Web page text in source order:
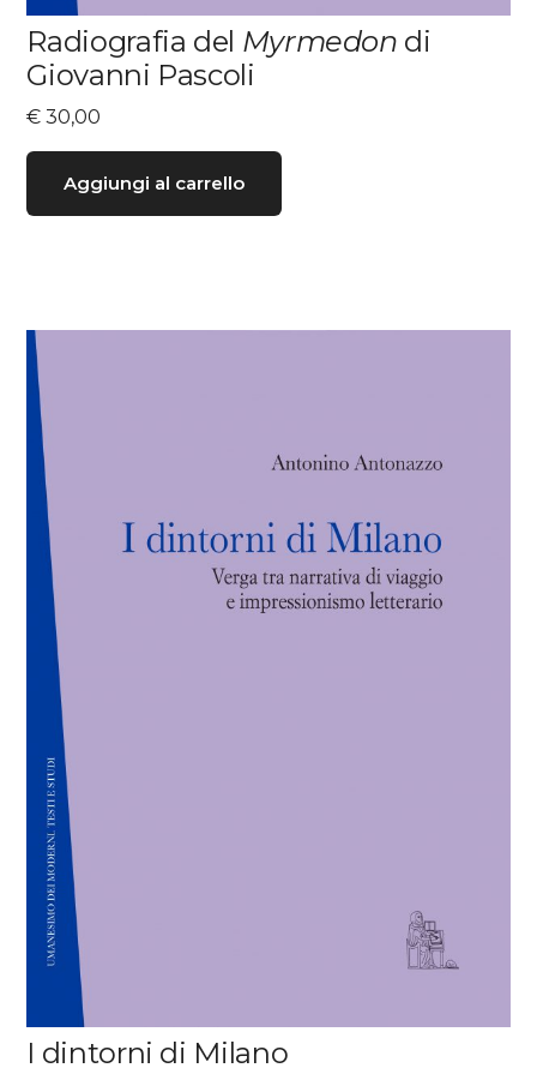
Radiografia del Myrmedon di
Giovanni Pascoli
€ 30,00
Aggiungi al carrello
I dintorni di Milano